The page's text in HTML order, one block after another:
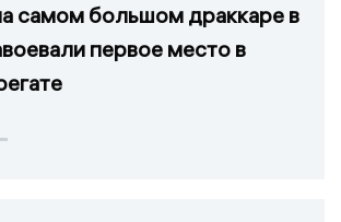
самом большом драккаре в
первое место в